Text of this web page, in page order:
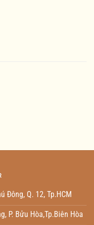
Đông, Q. 12, Tp.HCM
P. Bửu Hòa,Tp.Biên Hòa